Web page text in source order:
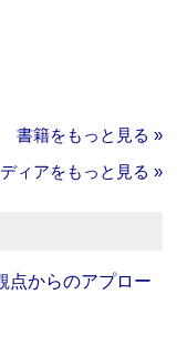
書籍をもっと見る »
ィアをもっと見る »
点からのアプロー